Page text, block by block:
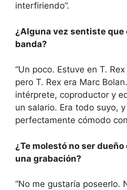
interfiriendo”.
¿Alguna vez sentiste que
banda?
“Un poco. Estuve en T.
pero T. Rex era Marc
intérprete, coproductor y
un salario. Era todo suyo,
perfectamente cómodo con
¿Te molestó no ser
una grabación?
“No me gustaría poseerlo.